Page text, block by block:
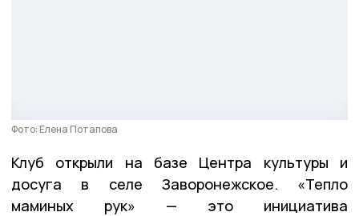
Фото: Елена Потапова
Клуб открыли на базе Центра культуры и
досуга в селе Заворонежское. «Тепло
маминых рук» — это инициатива